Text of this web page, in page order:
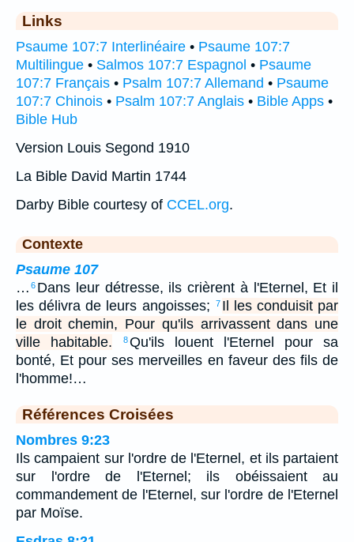
Links
Psaume 107:7 Interlinéaire • Psaume 107:7
Multilingue • Salmos 107:7 Espagnol • Psaume
107:7 Français • Psalm 107:7 Allemand • Psaume
107:7 Chinois • Psalm 107:7 Anglais • Bible Apps •
Bible Hub
Version Louis Segond 1910
La Bible David Martin 1744
Darby Bible courtesy of CCEL.org.
Contexte
Psaume 107
… 6 Dans leur détresse, ils crièrent à l'Eternel, Et il
les délivra de leurs angoisses;
7 Il les conduisit par
le droit chemin, Pour qu'ils arrivassent dans une
ville habitable.
8Qu'ils louent l'Eternel pour sa
bonté, Et pour ses merveilles en faveur des fils de
l'homme!…
Références Croisées
Nombres 9:23
Ils campaient sur l'ordre de l'Eternel, et ils partaient
sur l'ordre de l'Eternel; ils obéissaient au
commandement de l'Eternel, sur l'ordre de l'Eternel
par Moïse.